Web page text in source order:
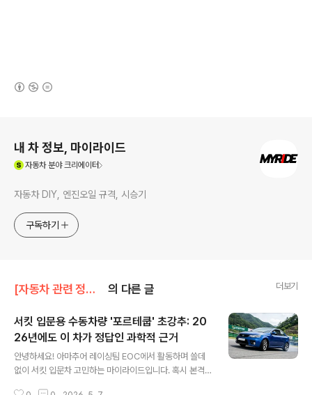
내 차 정보, 마이라이드
자동차분야 크리에이터
자동차 DIY, 엔진오일 규격, 시승기
구독하기
[자동차 관련 정보]/중고차 정보 의 다른 글 더보기
서킷 입문용 수동차량 '포르테쿱' 초강추: 20
26년에도 이 차가 정답인 과학적 근거
안녕하세요! 아마추어 레이싱팀 EOC에서 활동하며 쓸데
없이 서킷 입문차 고민하는 마이라이드입니다. 혹시 본격